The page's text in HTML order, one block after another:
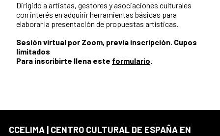
Dirigido a artistas, gestores y asociaciones culturales
con interés en adquirir herramientas básicas para
elaborar la presentación de propuestas artísticas.
Sesión virtual por Zoom, previa inscripción. Cupos
limitados
Para inscribirte llena este formulario.
CCELIMA | CENTRO CULTURAL DE ESPAÑA EN